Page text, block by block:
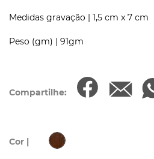
Medidas gravação | 1,5 cm x 7 cm
Peso (gm) | 91gm
Compartilhe:
Cor |